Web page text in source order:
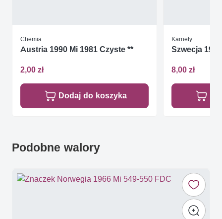
Chemia
Austria 1990 Mi 1981 Czyste **
2,00 zł
Dodaj do koszyka
Karnety
Szwecja
8,00 zł
Podobne walory